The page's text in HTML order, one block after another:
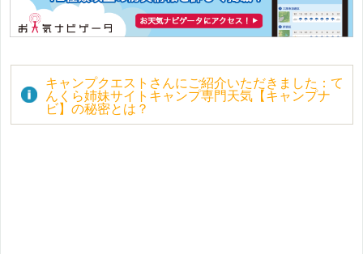
キャンプクエストさんにご紹介いただきました：て
んくら姉妹サイトキャンプ専門天気【キャンプナ
ビ】の秘密とは？